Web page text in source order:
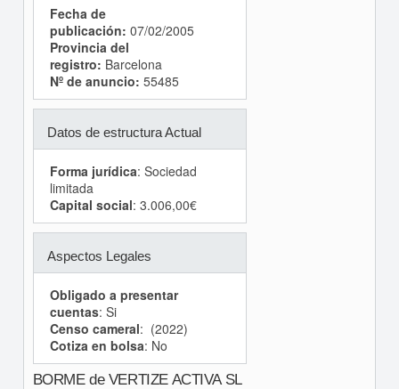
Fecha de
publicación: 07/02/2005
Provincia del
registro: Barcelona
Nº de anuncio: 55485
Datos de estructura Actual
Forma jurídica: Sociedad
limitada
Capital social: 3.006,00€
Aspectos Legales
Obligado a presentar
cuentas: Si
Censo cameral: (2022)
Cotiza en bolsa: No
BORME de VERTIZE ACTIVA SL